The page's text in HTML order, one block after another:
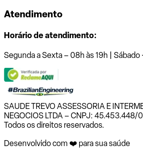
Atendimento
Horário de atendimento:
Segunda a Sexta – 08h às 19h | Sábado
SAUDE TREVO ASSESSORIA E
NEGOCIOS LTDA – CNPJ: 45.453.448/
Todos os direitos reservados.
Desenvolvido com ❤️ para sua saúde